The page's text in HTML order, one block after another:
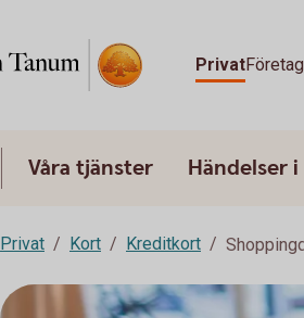
PrivatFöretag
Våra tjänster Händelser
Privat Kort Kreditkort